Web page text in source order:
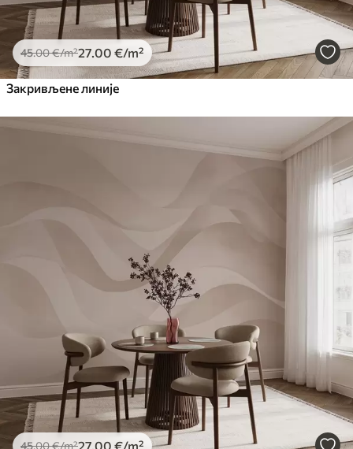
45.00€/m²27 .00 €/m²
Закривљене линије
45.00€/m²27 .00 €/m²